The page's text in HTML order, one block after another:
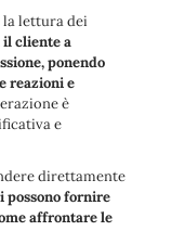
la lettura dei
il cliente a
ponendo
reazioni e
è
e
direttamente
possono fornire
affrontare le